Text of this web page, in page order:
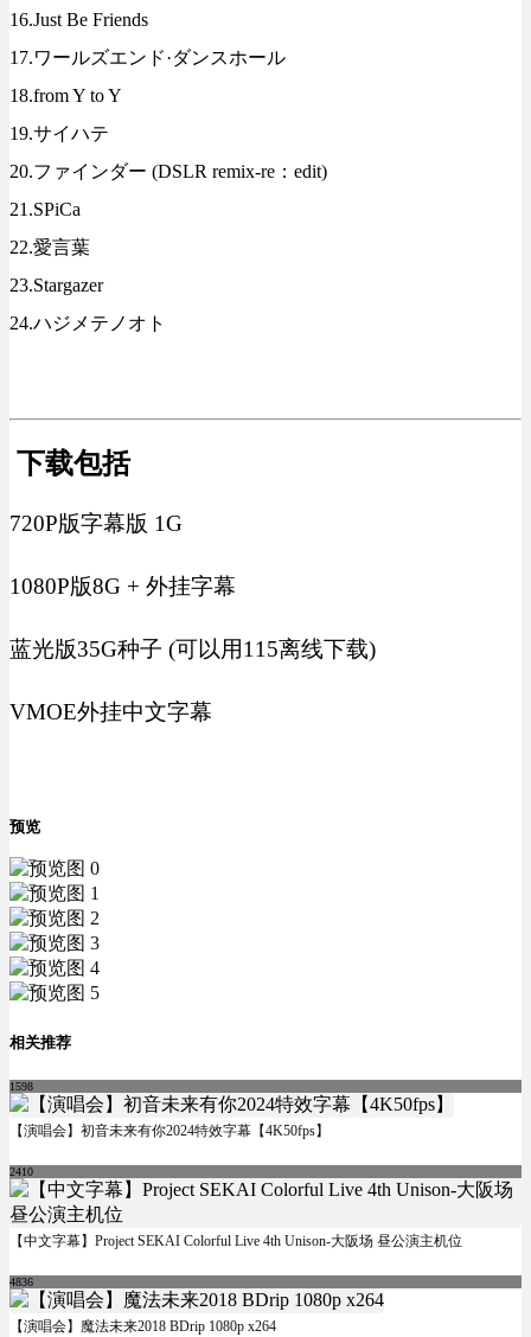
16.Just Be Friends
17.ワールズエンド·ダンスホール
18.from Y to Y
19.サイハテ
20.ファインダー (DSLR remix-re：edit)
21.SPiCa
22.愛言葉
23.Stargazer
24.ハジメテノオト
下载包括
720P版字幕版 1G
1080P版8G + 外挂字幕
蓝光版35G种子 (可以用115离线下载)
VMOE外挂中文字幕
预览
相关推荐
1598
【演唱会】初音未来有你2024特效字幕【4K50fps】
2410
【中文字幕】Project SEKAI Colorful Live 4th Unison-大阪场 昼公演主机位
4836
【演唱会】魔法未来2018 BDrip 1080p x264